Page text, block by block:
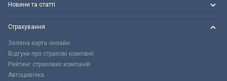
Новини та статті
Страхування
Зелена карта онлайн
Відгуки про страхові компанії
Рейтинг страхових компаній
Автоцивілка